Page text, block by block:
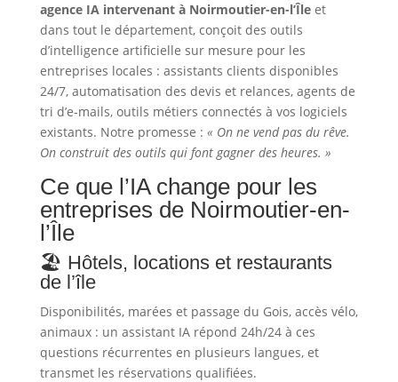
agence IA intervenant à Noirmoutier-en-l’Îleet
dans tout le département, conçoit des outils
d’intelligence artificielle sur mesure pour les
entreprises locales : assistants clients disponibles
24/7, automatisation des devis et relances, agents de
tri d’e-mails, outils métiers connectés à vos logiciels
existants. Notre promesse : « On ne vend pas du rêve.
On construit des outils qui font gagner des heures. »
Ce que l’IA change pour les
entreprises de Noirmoutier-en-
l’Île
🏖️ Hôtels, locations et restaurants
de l’île
Disponibilités, marées et passage du Gois, accès vélo,
animaux : un assistant IA répond 24h/24 à ces
questions récurrentes en plusieurs langues, et
transmet les réservations qualifiées.